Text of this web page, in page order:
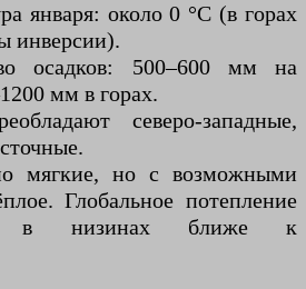
января: около 0 °C (в горах
инверсии).
осадков: 500–600 мм на
мм в горах.
северо-западные,
мягкие, но с возможными
Глобальное потепление
в низинах ближе к